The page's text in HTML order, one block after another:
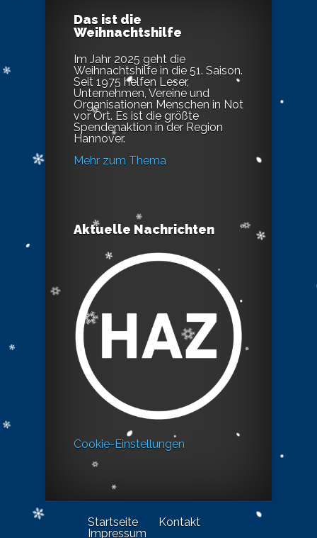
Das ist die
Weihnachtshilfe
Im Jahr 2025 geht die
Weihnachtshilfe in die 51. Saison.
Seit 1975 helfen Leser,
Unternehmen, Vereine und
Organisationen Menschen in Not
vor Ort. Es ist die größte
Spendenaktion in der Region
Hannover.
Mehr zum Thema
Aktuelle Nachrichten
Cookie-Einstellungen
Startseite
Kontakt
Impressum